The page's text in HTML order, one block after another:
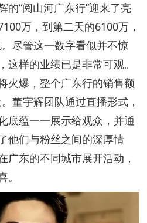
的“阅山河广东行”迎来了亮
万，到第二天的6100万，
尽管这一数字看似并不惊
样的业绩已是非常可观。
火爆，整个广东行的销售额
董宇辉团队通过直播形式，
底蕴一一展示给观众，并通
他们与粉丝之间的深厚情
广东的不同城市展开活动，